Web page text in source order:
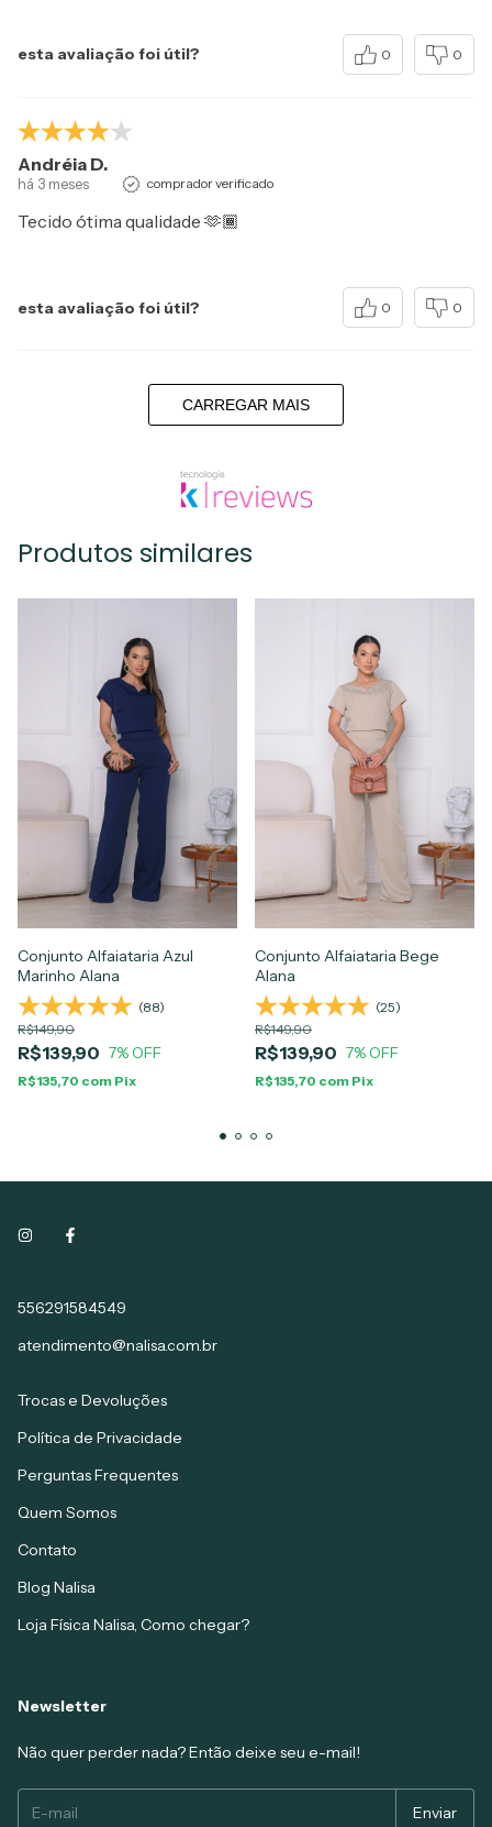
esta avaliação foi útil? 0 0
Andréia D.
há 3 meses comprador verificado
Tecido ótima qualidade 🫶🏾
esta avaliação foi útil? 0 0
CARREGAR MAIS
Produtos similares
Conjunto Alfaiataria Azul
Marinho Alana
(88)
R$139,90
R$149,90
7% OFF
R$135,70 com Pix
Conjunto Alfaiataria Bege
Alana
(25)
R$139,90
R$149,90
7% OFF
R$135,70 com Pix
556291584549
atendimento@nalisa.com.br
Trocas e Devoluções
Política de Privacidade
Perguntas Frequentes
Quem Somos
Contato
Blog Nalisa
Loja Física Nalisa, Como chegar?
Newsletter
Não quer perder nada? Então deixe seu e-mail!